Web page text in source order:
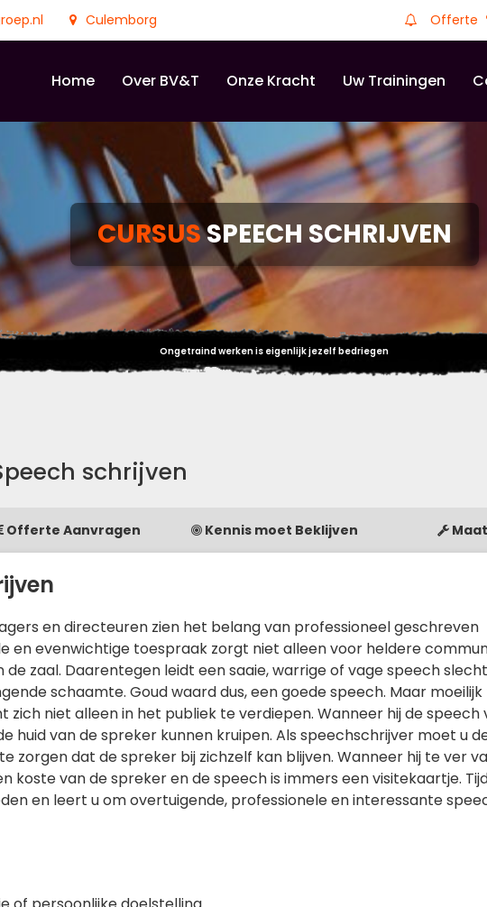
Culemborg Offerte
Home Over BV&T Onze Kracht Uw Trainingen
CURSUSSPEECH SCHRIJVEN
Ongetraind werken is eigenlijk jezelf bedriegen
schrijven
Offerte Aanvragen Kennis moet Beklijven
en directeuren zien het belang van professioneel geschreven
en evenwichtige toespraak zorgt niet alleen voor heldere
zaal. Daarentegen leidt een saaie, warrige of vage speech
schaamte. Goud waard dus, een goede speech. Maar
zich niet alleen in het publiek te verdiepen. Wanneer hij de speech
huid van de spreker kunnen kruipen. Als speechschrijver moet u
zorgen dat de spreker bij zichzelf kan blijven. Wanneer hij te ver
koste van de spreker en de speech is immers een visitekaartje.
en leert u om overtuigende, professionele en interessante